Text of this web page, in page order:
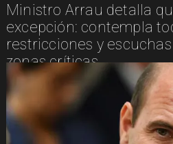
Ministro Arrau detalla
excepción: contempla
restricciones y
zonas críticas